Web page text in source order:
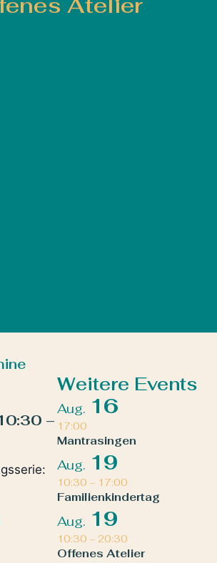
–
Weitere Events
Aug. 16
17:00
Mantrasingen
Aug. 19
10:30 – 17:00
Familienkindertag
Aug. 19
10:30 – 20:30
Offenes Atelier